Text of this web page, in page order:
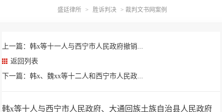
盛廷律所 > 胜诉判决 > 裁判文书网案例
上一篇：韩x等十一人与西宁市人民政府撤销...
返回列表
下一篇：韩x、魏xx等十二人和西宁市人民政...
韩x等十人与西宁市人民政府、大通回族土族自治县人民政府